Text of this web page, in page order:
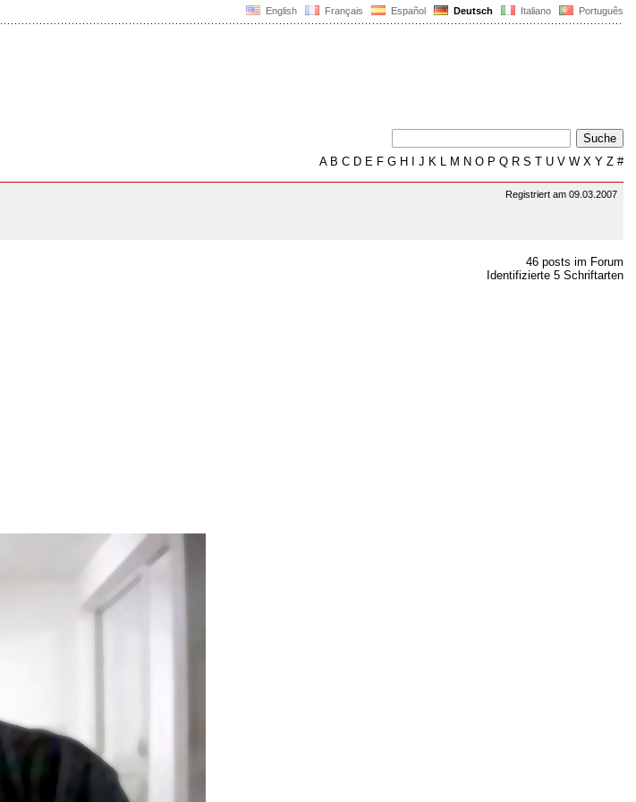
English Français Español Deutsch Italiano Português
AB C D E F G H J K L M N O P Q R S T U V W X Y Z #
Registriert am 09.03.2007
46 posts im Forum
Identifizierte 5 Schriftarten